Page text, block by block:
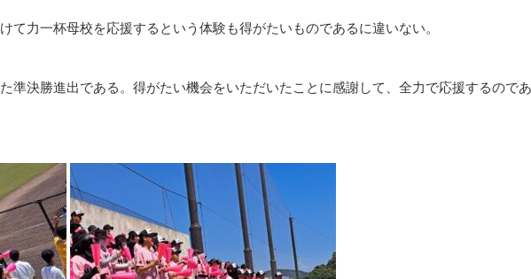
て力一杯母校を応援するという体験も得がたいものであるに違いない。
準決勝進出である。得がたい機会をいただいたことに感謝して、全力で応援するのであ